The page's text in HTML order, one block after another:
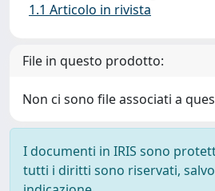
1.1 Articolo in rivista
File in questo prodotto:
Non ci sono file associati a
I documenti in IRIS sono
tutti i diritti sono riservati,